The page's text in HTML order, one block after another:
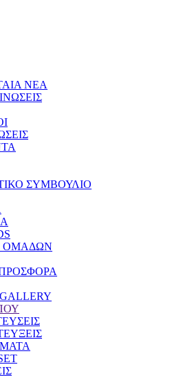
ΝΕΑ
ΣΥΜΒΟΥΛΙΟ
ΟΜΑΔΩΝ